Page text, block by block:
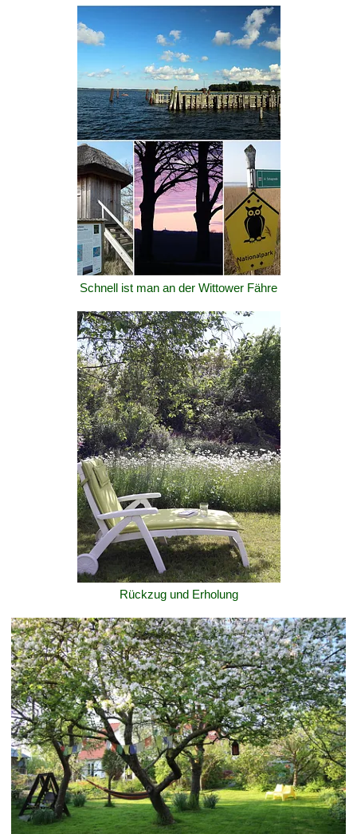
Schnell ist man an der Wittower Fähre
Rückzug und Erholung